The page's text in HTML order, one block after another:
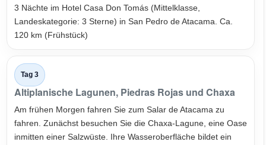
3 Nächte im Hotel Casa Don Tomás (Mittelklasse,
Landeskategorie: 3 Sterne) in San Pedro de Atacama. Ca.
120 km (Frühstück)
Tag 3
Altiplanische Lagunen, Piedras Rojas und Chaxa
Am frühen Morgen fahren Sie zum Salar de Atacama zu
fahren. Zunächst besuchen Sie die Chaxa-Lagune, eine Oase
inmitten einer Salzwüste. Ihre Wasseroberfläche bildet ein